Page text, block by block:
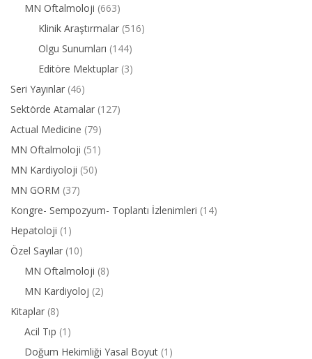
MN Oftalmoloji (663)
Klinik Araştırmalar (516)
Olgu Sunumları (144)
Editöre Mektuplar (3)
Seri Yayınlar (46)
Sektörde Atamalar (127)
Actual Medicine (79)
MN Oftalmoloji (51)
MN Kardiyoloji (50)
MN GORM (37)
Kongre- Sempozyum- Toplantı İzlenimleri (14)
Hepatoloji (1)
Özel Sayılar (10)
MN Oftalmoloji (8)
MN Kardiyoloj (2)
Kitaplar (8)
Acil Tıp (1)
Doğum Hekimliği Yasal Boyut (1)